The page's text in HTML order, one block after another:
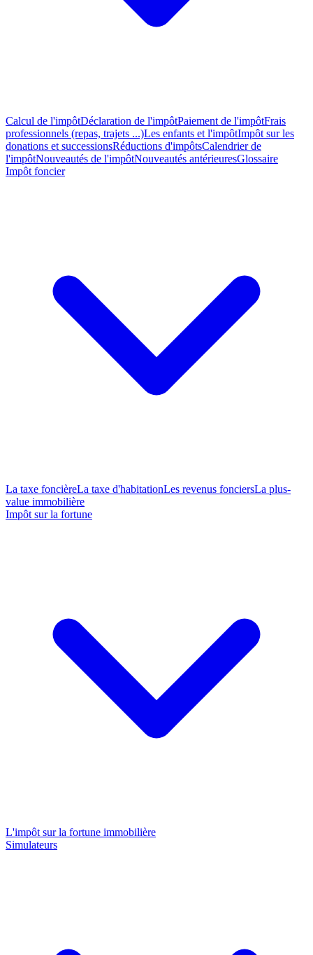
Calcul de l'impôtDéclaration de l'impôtPaiement de l'impôtFrais
professionnels (repas, trajets ...)Les enfants et l'impôtImpôt sur les
donations et successionsRéductions d'impôtsCalendrier de
l'impôtNouveautés de l'impôtNouveautés antérieuresGlossaire
Impôt foncier
La taxe foncièreLa taxe d'habitationLes revenus fonciersLa plus-
value immobilière
Impôt sur la fortune
L'impôt sur la fortune immobilière
Simulateurs